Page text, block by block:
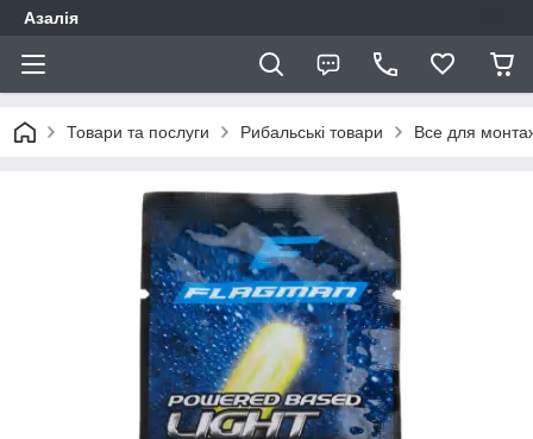
Азалія
Товари та послуги Рибальські товари Все для